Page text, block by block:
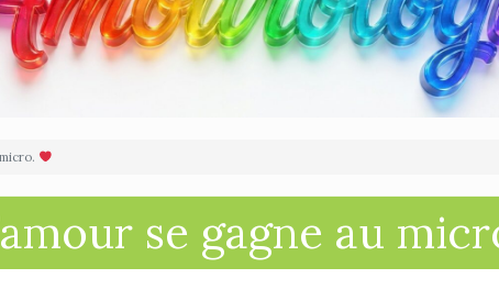
se gagne au